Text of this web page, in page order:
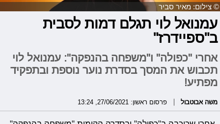
© צילום: מאיר סביר
עמנואל לוי תגלם דמות לסבית
ב"ספיידרז"
אחרי "כפולה" ו"משפחה בהנפקה": עמנואל לוי
תכבוש את המסך בסדרת נוער נוספת ובתפקיד
מפתיע!
משה אבוטבול פרסום ראשון: 27/06/2021, 13:24